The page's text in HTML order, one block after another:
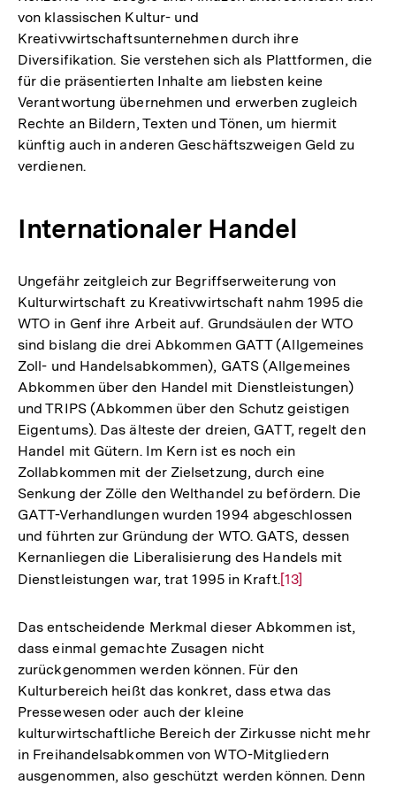
von klassischen Kultur- und
Kreativwirtschaftsunternehmen durch ihre
Diversifikation. Sie verstehen sich als Plattformen, die
für die präsentierten Inhalte am liebsten keine
Verantwortung übernehmen und erwerben zugleich
Rechte an Bildern, Texten und Tönen, um hiermit
künftig auch in anderen Geschäftszweigen Geld zu
verdienen.
Internationaler Handel
Ungefähr zeitgleich zur Begriffserweiterung von
Kulturwirtschaft zu Kreativwirtschaft nahm 1995 die
WTO in Genf ihre Arbeit auf. Grundsäulen der WTO
sind bislang die drei Abkommen GATT (Allgemeines
Zoll- und Handelsabkommen), GATS (Allgemeines
Abkommen über den Handel mit Dienstleistungen)
und TRIPS (Abkommen über den Schutz geistigen
Eigentums). Das älteste der dreien, GATT, regelt den
Handel mit Gütern. Im Kern ist es noch ein
Zollabkommen mit der Zielsetzung, durch eine
Senkung der Zölle den Welthandel zu befördern. Die
GATT-Verhandlungen wurden 1994 abgeschlossen
und führten zur Gründung der WTO. GATS, dessen
Kernanliegen die Liberalisierung des Handels mit
Dienstleistungen war, trat 1995 in Kraft.Zur
der
[13]
Das entscheidende Merkmal dieser Abkommen ist,
dass einmal gemachte Zusagen nicht
zurückgenommen werden können. Für den
Kulturbereich heißt das konkret, dass etwa das
Pressewesen oder auch der kleine
kulturwirtschaftliche Bereich der Zirkusse nicht mehr
in Freihandelsabkommen von WTO-Mitgliedern
ausgenommen, also geschützt werden können. Denn